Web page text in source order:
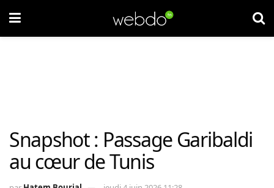
Snapshot : Passage Garibaldi
au cœur de Tunis